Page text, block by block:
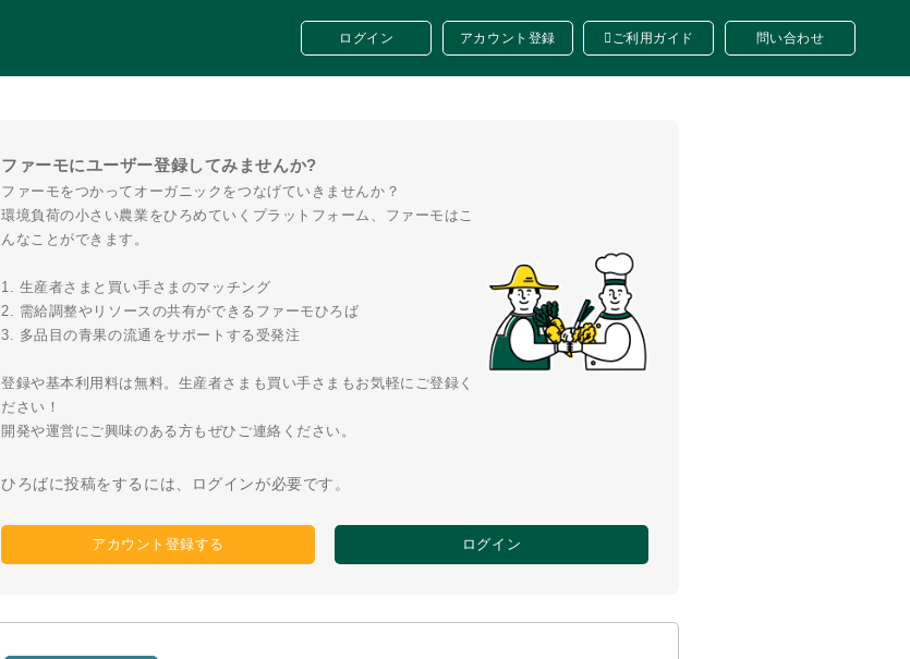
ログイン アカウント登録 ご利用ガイド 問い合わせ
ファーモにユーザー登録してみませんか?
ファーモをつかってオーガニックをつなげていきませんか？
環境負荷の小さい農業をひろめていくプラットフォーム、ファーモはこ
んなことができます。
生産者さまと買い手さまのマッチング
需給調整やリソースの共有ができるファーモひろば
多品目の青果の流通をサポートする受発注
登録や基本利用料は無料。生産者さまも買い手さまもお気軽にご登録く
ださい！
開発や運営にご興味のある方もぜひご連絡ください。
ひろばに投稿をするには、ログインが必要です。
アカウント登録する ログイン